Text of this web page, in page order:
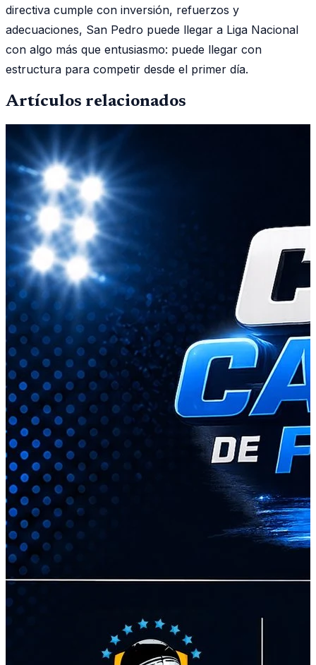
directiva cumple con inversión, refuerzos y
adecuaciones, San Pedro puede llegar a Liga Nacional
con algo más que entusiasmo: puede llegar con
estructura para competir desde el primer día.
Artículos relacionados